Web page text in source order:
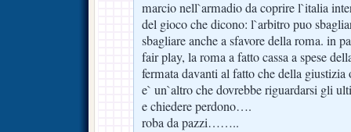
marcio nell`armadio da coprire l`italia
del gioco che dicono: l`arbitro puo
sbagliare anche a sfavore della roma. in
fair play, la roma a fatto cassa a spese
fermata davanti al fatto che della
e` un`altro che dovrebbe riguardarsi gli
e chiedere perdono….
roba da pazzi……..